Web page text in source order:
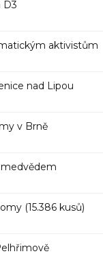
D3
aktivistům
nad Lipou
v Brně
(15.386 kusů)